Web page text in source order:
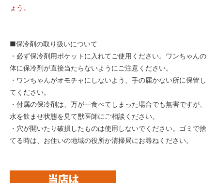
ょう。
■保冷剤の取り扱いについて
・必ず保冷剤用ポケットに入れてご使用ください。ワンちゃんの
体に保冷剤が直接当たらないようにご注意ください。
・ワンちゃんがオモチャにしないよう、手の届かない所に保管し
てください。
・付属の保冷剤は、万が一食べてしまった場合でも無害ですが、
水を飲ませ状態を見て獣医師にご相談ください。
・穴が開いたり破損したものは使用しないでください。ゴミで捨
てる時は、お住いの地域の役所か清掃局にお尋ねください。